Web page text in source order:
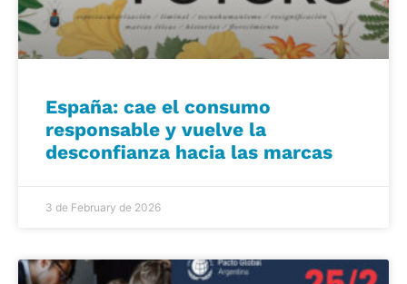
España: cae el consumo
responsable y vuelve la
desconfianza hacia las marcas
3 de February de 2026